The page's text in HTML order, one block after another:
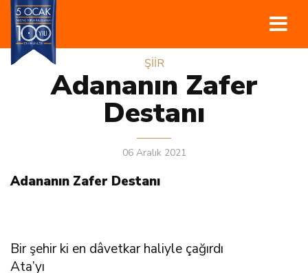
ŞİİR
Adananın Zafer
Destanı
06 Aralık 2021
Adananın Zafer Destanı
Bir şehir ki en dâvetkar haliyle çağırdı
Ata’yı